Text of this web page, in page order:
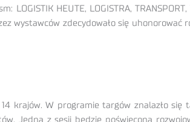
HEUTE, LOGISTRA, TRANSPORT,
wystawców zdecydowało się uhonorować
krajów. W programie targów znalazło się
Jedna z sesji będzie poświęcona